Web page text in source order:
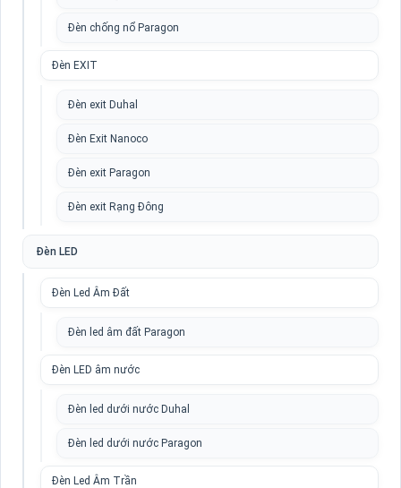
Đèn chống nổ Paragon
Đèn EXIT
Đèn exit Duhal
Đèn Exit Nanoco
Đèn exit Paragon
Đèn exit Rạng Đông
Đèn LED
Đèn Led Âm Đất
Đèn led âm đất Paragon
Đèn LED âm nước
Đèn led dưới nước Duhal
Đèn led dưới nước Paragon
Đèn Led Âm Trần